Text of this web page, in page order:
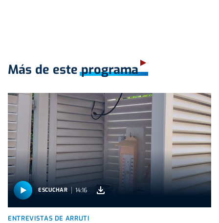
Más de este programa
ESCUCHAR 14:16
ENTREVISTAS DE ARRUTI